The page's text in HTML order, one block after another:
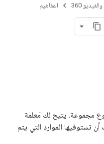
360
المفاهيم
مجموعة. يتيح لك مَعلمة
تستوفيها الموارد التي يتم